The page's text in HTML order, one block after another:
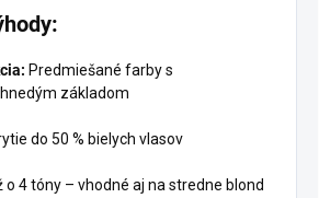
Predmiešané farby s
základom
do 50 % bielych vlasov
o 4 tóny – vhodné aj na stredne blond